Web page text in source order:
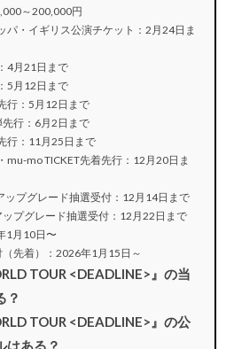
～200,000円
パ・イギリス公演チケット：2月24日ま
4月21日まで
5月12日まで
行：5月12日まで
行：6月2日まで
行：11月25日まで
mu-mo TICKET先着先行：12月20日ま
ップグレード抽選受付：12月14日まで
ップグレード抽選受付：12月22日まで
1月10日〜
先着）：2026年1月15日～
TOUR <DEADLINE>』の当
？
TOUR <DEADLINE>』の公
はある？